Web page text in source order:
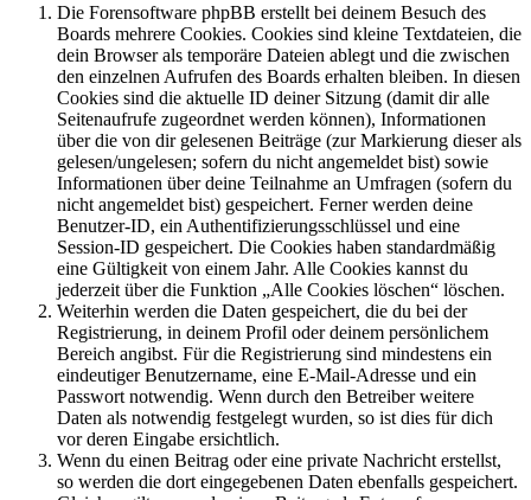
Die Forensoftware phpBB erstellt bei deinem Besuch des
Boards mehrere Cookies. Cookies sind kleine Textdateien, die
dein Browser als temporäre Dateien ablegt und die zwischen
den einzelnen Aufrufen des Boards erhalten bleiben. In diesen
Cookies sind die aktuelle ID deiner Sitzung (damit dir alle
Seitenaufrufe zugeordnet werden können), Informationen
über die von dir gelesenen Beiträge (zur Markierung dieser als
gelesen/ungelesen; sofern du nicht angemeldet bist) sowie
Informationen über deine Teilnahme an Umfragen (sofern du
nicht angemeldet bist) gespeichert. Ferner werden deine
Benutzer-ID, ein Authentifizierungsschlüssel und eine
Session-ID gespeichert. Die Cookies haben standardmäßig
eine Gültigkeit von einem Jahr. Alle Cookies kannst du
jederzeit über die Funktion „Alle Cookies löschen“ löschen.
Weiterhin werden die Daten gespeichert, die du bei der
Registrierung, in deinem Profil oder deinem persönlichem
Bereich angibst. Für die Registrierung sind mindestens ein
eindeutiger Benutzername, eine E-Mail-Adresse und ein
Passwort notwendig. Wenn durch den Betreiber weitere
Daten als notwendig festgelegt wurden, so ist dies für dich
vor deren Eingabe ersichtlich.
Wenn du einen Beitrag oder eine private Nachricht erstellst,
so werden die dort eingegebenen Daten ebenfalls gespeichert.